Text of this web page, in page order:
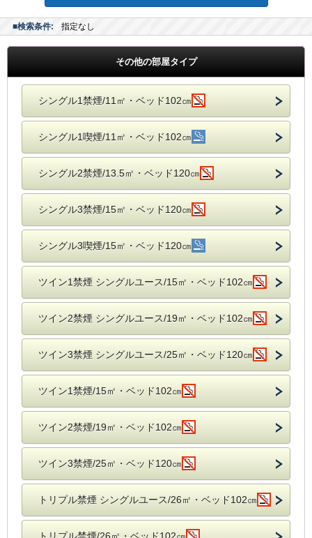
■検索条件: 指定なし
その他の部屋タイプ
シングル1禁煙/11㎡・ベッド102㎝
シングル1喫煙/11㎡・ベッド102㎝
シングル2禁煙/13.5㎡・ベッド120㎝
シングル3禁煙/15㎡・ベッド120㎝
シングル3喫煙/15㎡・ベッド120㎝
ツイン1禁煙 シングルユース/15㎡・ベッド102㎝
ツイン2禁煙 シングルユース/19㎡・ベッド102㎝
ツイン3禁煙 シングルユース/25㎡・ベッド120㎝
ツイン1禁煙/15㎡・ベッド102㎝
ツイン2禁煙/19㎡・ベッド102㎝
ツイン3禁煙/25㎡・ベッド120㎝
トリプル禁煙 シングルユース/26㎡・ベッド102㎝